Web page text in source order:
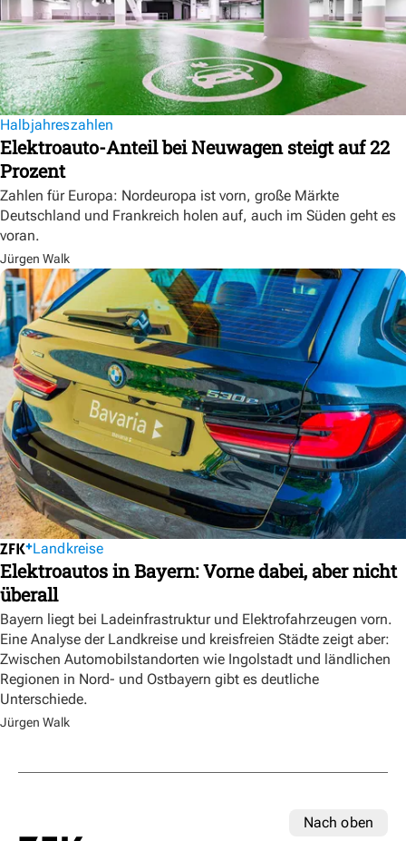
Halbjahreszahlen
Elektroauto-Anteil bei Neuwagen steigt auf 22
Prozent
Zahlen für Europa: Nordeuropa ist vorn, große Märkte
Deutschland und Frankreich holen auf, auch im Süden geht es
voran.
Jürgen Walk
Landkreise
Elektroautos in Bayern: Vorne dabei, aber nicht
überall
Bayern liegt bei Ladeinfrastruktur und Elektrofahrzeugen vorn.
Eine Analyse der Landkreise und kreisfreien Städte zeigt aber:
Zwischen Automobilstandorten wie Ingolstadt und ländlichen
Regionen in Nord- und Ostbayern gibt es deutliche
Unterschiede.
Jürgen Walk
Nach oben